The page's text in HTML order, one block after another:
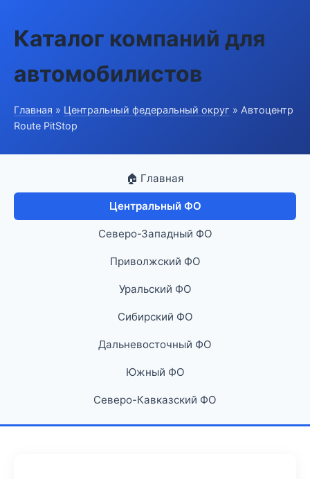
Каталог компаний для
автомобилистов
Главная » Центральный федеральный округ » Автоцентр
Route PitStop
🏠 Главная
Центральный ФО
Северо-Западный ФО
Приволжский ФО
Уральский ФО
Сибирский ФО
Дальневосточный ФО
Южный ФО
Северо-Кавказский ФО